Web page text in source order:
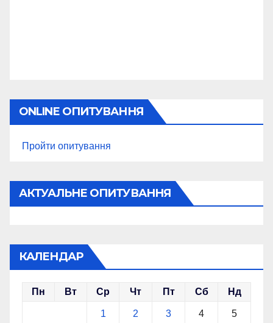
ONLINE ОПИТУВАННЯ
Пройти опитування
АКТУАЛЬНЕ ОПИТУВАННЯ
КАЛЕНДАР
Пн Вт Ср Чт Пт Сб Нд
1 2 3 4 5